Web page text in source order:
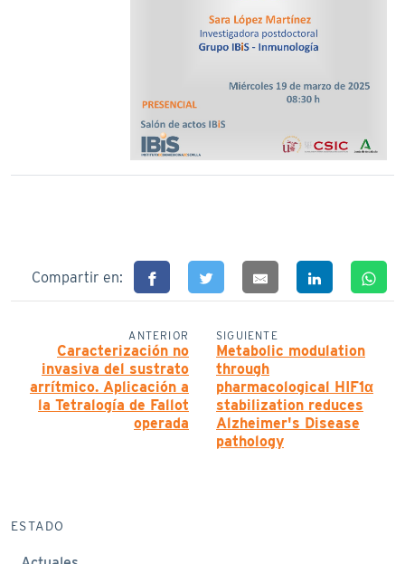
Compartir en:
ANTERIOR
Caracterización no
invasiva del sustrato
arrítmico. Aplicación a
la Tetralogía de Fallot
operada
SIGUIENTE
Metabolic modulation
through
pharmacological HIF1α
stabilization reduces
Alzheimer's Disease
pathology
ESTADO